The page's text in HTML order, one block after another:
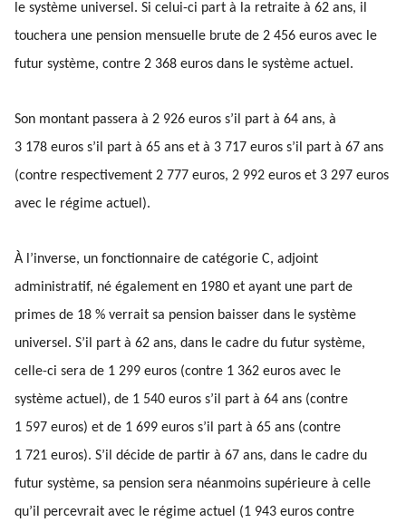
le système universel. Si celui-ci part à la retraite à 62 ans, il
touchera une pension mensuelle brute de 2 456 euros avec le
futur système, contre 2 368 euros dans le système actuel.
Son montant passera à 2 926 euros s’il part à 64 ans, à
3 178 euros s’il part à 65 ans et à 3 717 euros s’il part à 67 ans
(contre respectivement 2 777 euros, 2 992 euros et 3 297 euros
avec le régime actuel).
À l’inverse, un fonctionnaire de catégorie C, adjoint
administratif, né également en 1980 et ayant une part de
primes de 18 % verrait sa pension baisser dans le système
universel. S’il part à 62 ans, dans le cadre du futur système,
celle-ci sera de 1 299 euros (contre 1 362 euros avec le
système actuel), de 1 540 euros s’il part à 64 ans (contre
1 597 euros) et de 1 699 euros s’il part à 65 ans (contre
1 721 euros). S’il décide de partir à 67 ans, dans le cadre du
futur système, sa pension sera néanmoins supérieure à celle
qu’il percevrait avec le régime actuel (1 943 euros contre